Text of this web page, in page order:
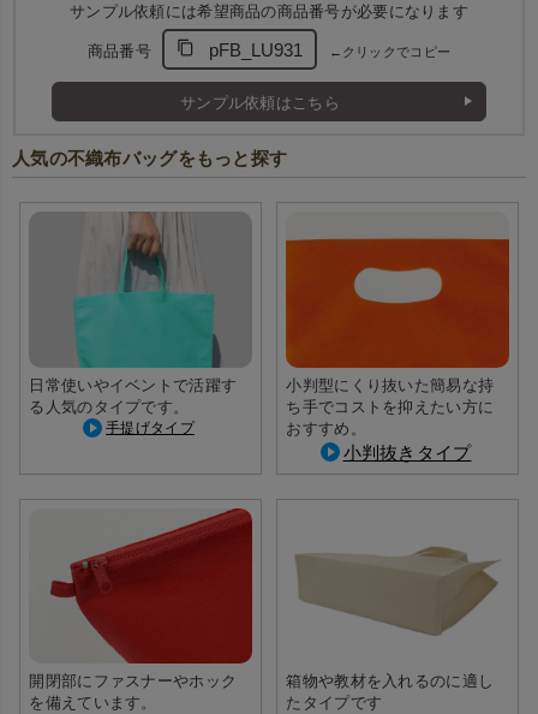
サンプル依頼には希望商品の商品番号が必要になります
商品番号 pFB_LU931 ←クリックでコピー
サンプル依頼はこちら
人気の不織布バッグをもっと探す
日常使いやイベントで活躍す
る人気のタイプです。
手提げタイプ
小判型にくり抜いた簡易な持
ち手でコストを抑えたい方に
おすすめ。
小判抜きタイプ
開閉部にファスナーやホック
を備えています。
箱物や教材を入れるのに適し
たタイプです